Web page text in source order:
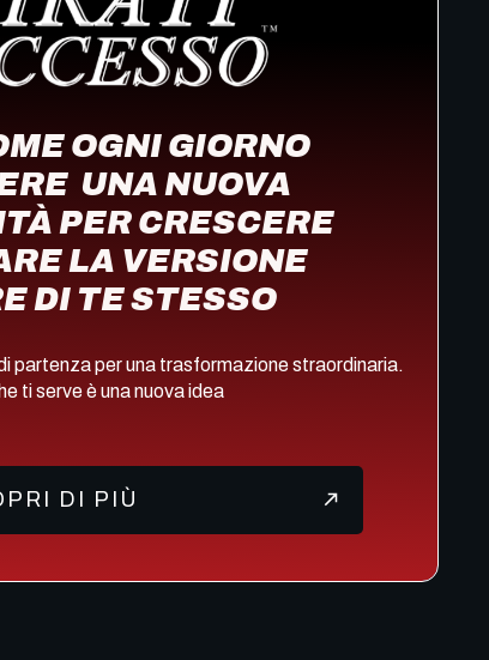
OGNI GIORNO
UNA NUOVA
PER CRESCERE
LA VERSIONE
DI TE STESSO
partenza per una trasformazione straordinaria.
ti serve è una nuova idea
DI PIÙ